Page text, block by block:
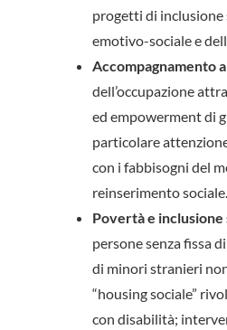
progetti di
emotivo-sociale e
Accompagnamento
dell’occupazione
ed empowerment di
particolare
con i fabbisogni del
reinserimento sociale.
Povertà e inclusione
persone senza fissa
di minori stranieri
“housing sociale”
con disabilità;